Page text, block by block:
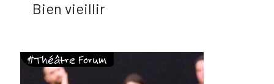
Bien vieillir
#Théâtre Forum